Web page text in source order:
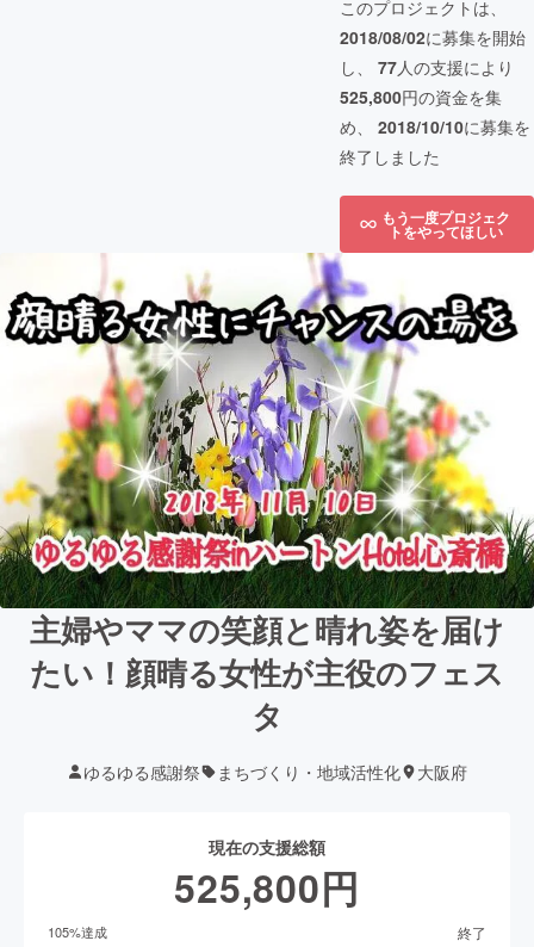
このプロジェクトは、
2018/08/02に募集を開始
し、 77人の支援により
525,800円の資金を集
め、 2018/10/10に募集を
終了しました
もう一度プロジェク
トをやってほしい
主婦やママの笑顔と晴れ姿を届け
たい！顔晴る女性が主役のフェス
タ
ゆるゆる感謝祭 まちづくり・地域活性化 大阪府
現在の支援総額
525,800円
105%達成 終了